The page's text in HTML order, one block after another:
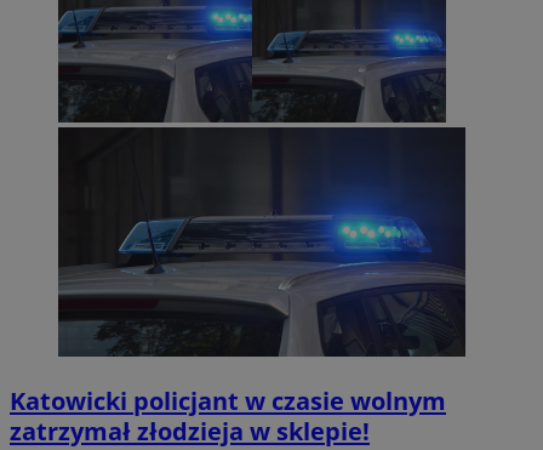
Katowicki policjant w czasie wolnym
zatrzymał złodzieja w sklepie!